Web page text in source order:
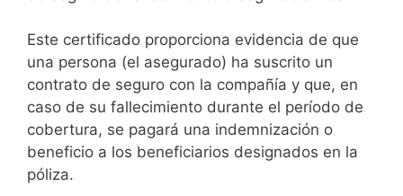
Este certificado proporciona evidencia de que
una persona (el asegurado) ha suscrito un
contrato de seguro con la compañía y que, en
caso de su fallecimiento durante el período de
cobertura, se pagará una indemnización o
beneficio a los beneficiarios designados en la
póliza.